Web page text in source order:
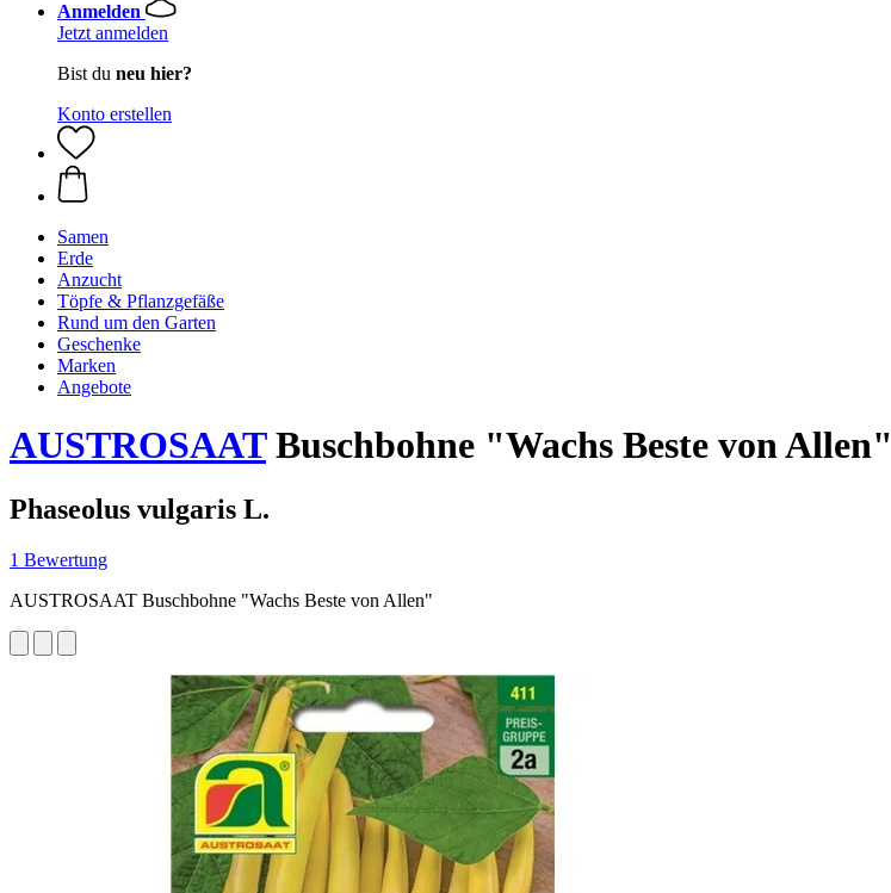
Anmelden
Jetzt anmelden
Bist du neu hier?
Konto erstellen
Samen
Erde
Anzucht
Töpfe & Pflanzgefäße
Rund um den Garten
Geschenke
Marken
Angebote
AUSTROSAATBuschbohne "Wachs Beste von Allen"
Phaseolus vulgaris L.
1 Bewertung
AUSTROSAAT Buschbohne "Wachs Beste von Allen"